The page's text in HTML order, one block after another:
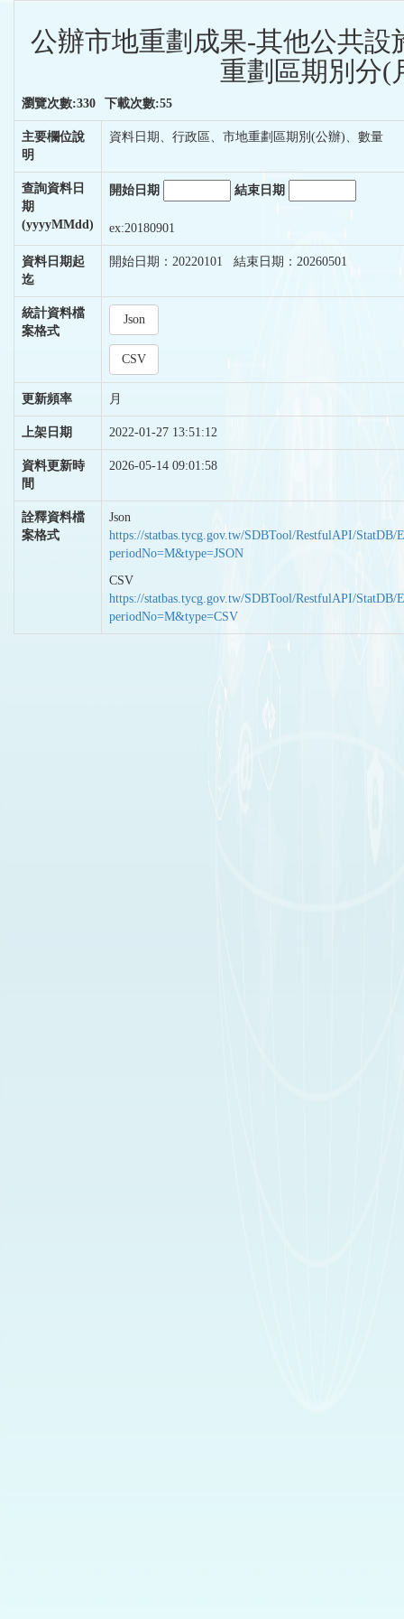
公辦市地重劃成果-其他公共設
重劃區期別分(
瀏覽次數:330 下載次數:55
主要欄位說
明
資料日期、行政區、市地重劃區期別(公辦)、數量
查詢資料日
期
(yyyyMMdd)
開始日期 結束日期
ex:20180901
資料日期起
迄
開始日期：20220101 結束日期：20260501
統計資料檔
案格式
Json
CSV
更新頻率 月
上架日期 2022-01-27 13:51:12
資料更新時
間
2026-05-14 09:01:58
詮釋資料檔
案格式
Json
https://statbas.tycg.gov.tw/SDBTool/RestfulAPI/StatDB/
periodNo=M&type=JSON
CSV
https://statbas.tycg.gov.tw/SDBTool/RestfulAPI/StatDB/
periodNo=M&type=CSV